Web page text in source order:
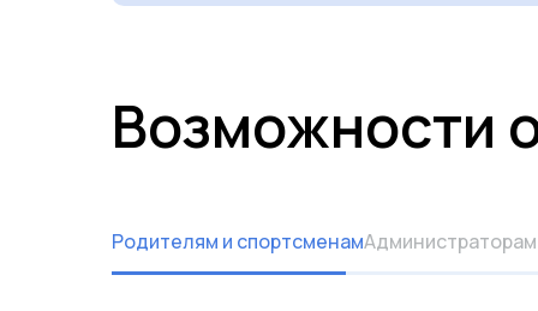
Возможности
Родителям и спортсменамАдминистраторам